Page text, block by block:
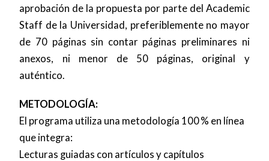
aprobación de la propuesta por parte del Academic
Staff de la Universidad, preferiblemente no mayor
de 70 páginas sin contar páginas preliminares ni
anexos, ni menor de 50 páginas, original y
auténtico.
METODOLOGÍA:
El programa utiliza una metodología 100 % en línea
que integra:
Lecturas guiadas con artículos y capítulos